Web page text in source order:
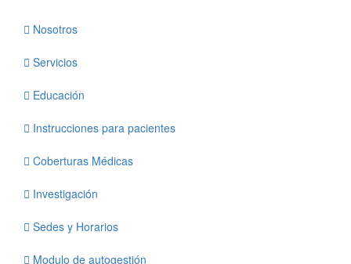
Nosotros
Servicios
Educación
Instrucciones para pacientes
Coberturas Médicas
Investigación
Sedes y Horarios
Modulo de autogestión